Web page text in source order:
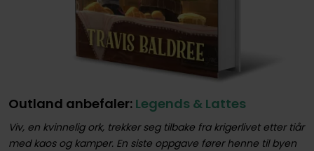
Outland anbefaler: Legends & Lattes
Viv, en kvinnelig ork, trekker seg tilbake fra krigerlivet etter tiår
med kaos og kamper. En siste oppgave fører henne til byen